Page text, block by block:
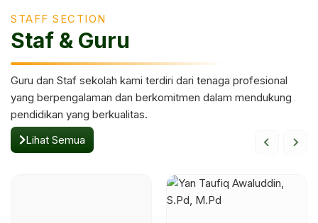
STAFF SECTION
Staf & Guru
Guru dan Staf sekolah kami terdiri dari tenaga profesional
yang berpengalaman dan berkomitmen dalam mendukung
pendidikan yang berkualitas.
Lihat Semua